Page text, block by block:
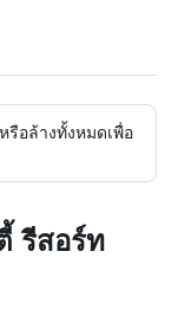
รือล้างทั้งหมดเพื่อ
รีสอร์ท